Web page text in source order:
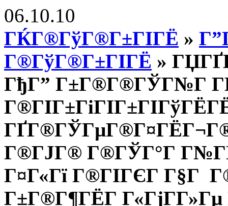
06.10.10
ГЌГ®ГўГ®Г±ГІГЁ »
Г®ГўГ®Г±ГІГЁ »
ГђГ” Г±Г®Г®ГЎГ№Г
Г®ГЈГ® Г®ГЎГ°Г
Г¤Г«Гї Г®ГІГЄГ Г§Г
Г±Г®Г¶ГЁГ Г«ГјГ­Г»Гµ